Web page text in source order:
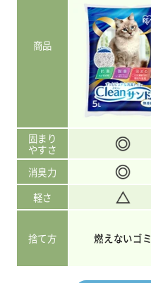
商品
固まり
やすさ
消臭力
軽さ
捨て方 燃えないゴミ